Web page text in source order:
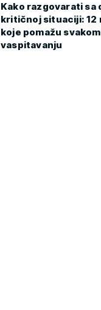
Kako razgovarati sa
kritičnoj situaciji: 12
koje pomažu
vaspitavanju